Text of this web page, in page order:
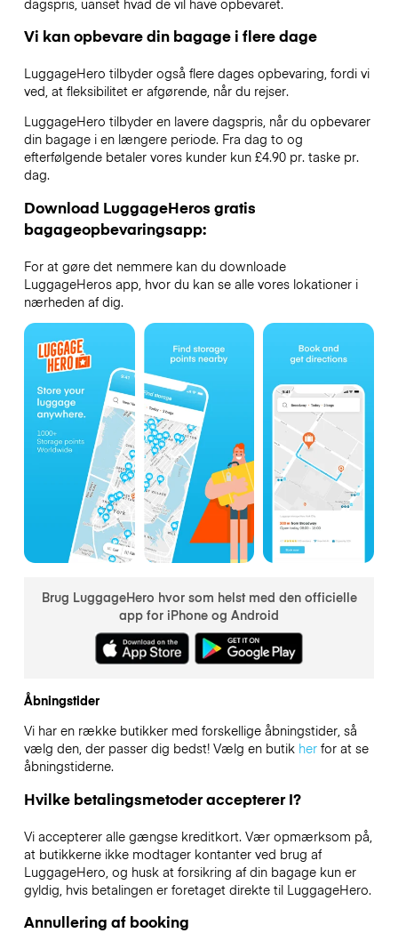
Vi kan opbevare din bagage i flere dage
LuggageHero tilbyder også flere dages opbevaring, fordi vi
ved, at fleksibilitet er afgørende, når du rejser.
LuggageHero tilbyder en lavere dagspris, når du opbevarer
din bagage i en længere periode. Fra dag to og
efterfølgende betaler vores kunder kun £4.90 pr. taske pr.
dag.
Download LuggageHeros gratis
bagageopbevaringsapp:
For at gøre det nemmere kan du downloade
LuggageHeros app, hvor du kan se alle vores lokationer i
nærheden af dig.
Brug LuggageHero hvor som helst med den officielle
app for iPhone og Android
Åbningstider
Vi har en række butikker med forskellige åbningstider, så
vælg den, der passer dig bedst! Vælg en butik herfor at se
åbningstiderne.
Hvilke betalingsmetoder accepterer I?
Vi accepterer alle gængse kreditkort. Vær opmærksom på,
at butikkerne ikke modtager kontanter ved brug af
LuggageHero, og husk at forsikring af din bagage kun er
gyldig, hvis betalingen er foretaget direkte til LuggageHero.
Annullering af booking